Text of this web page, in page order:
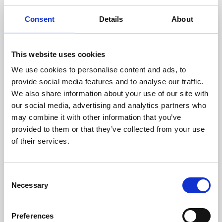
Consent Details About
This website uses cookies
We use cookies to personalise content and ads, to
provide social media features and to analyse our traffic.
We also share information about your use of our site with
our social media, advertising and analytics partners who
may combine it with other information that you’ve
provided to them or that they’ve collected from your use
of their services.
Selection
Necessary
Preferences
maj 2024
april 2024
januari 2024
december 2023
september 2023
maj 2023
januari 2023